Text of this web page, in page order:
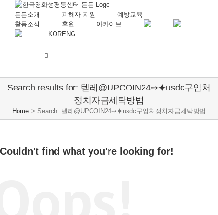
든든소개 피해자 지원
예방교육
활동소식
후원
아카이브
KORENG
Search results for: 텔레@UPCOIN24➙⯌usdc구입처
정치자금세탁방법
Home > Search: 텔레@UPCOIN24➙⯌usdc구입처정치자금세탁방법
Couldn't find what you're looking for!